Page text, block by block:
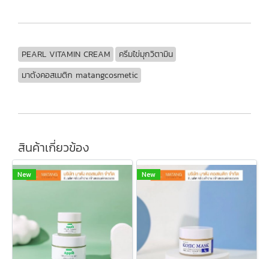
PEARL VITAMIN CREAM
ครีมไข่มุกวิตามิน
มาตังคอสเมติก matangcosmetic
สินค้าเกี่ยวข้อง
New New